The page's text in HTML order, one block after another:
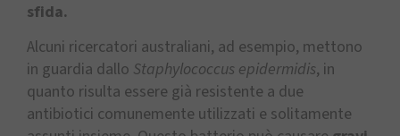
sfida.
Alcuni ricercatori australiani, ad esempio, mettono
in guardia dallo Staphylococcus epidermidis, in
quanto risulta essere già resistente a due
antibiotici comunemente utilizzati e solitamente